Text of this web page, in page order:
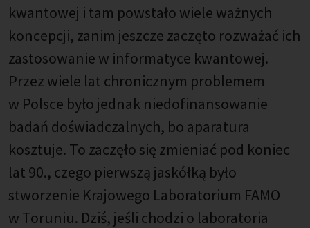
kwantowej i tam powstało wiele ważnych
koncepcji, zanim jeszcze zaczęto rozważać ich
zastosowanie w informatyce kwantowej.
Przez wiele lat chronicznym problemem
w Polsce było jednak niedofinansowanie
badań doświadczalnych, bo aparatura
kosztuje. To zaczęło się zmieniać pod koniec
lat 90., czego pierwszą jaskółką było
stworzenie Krajowego Laboratorium FAMO
w Toruniu. Dziś, jeśli chodzi o laboratoria